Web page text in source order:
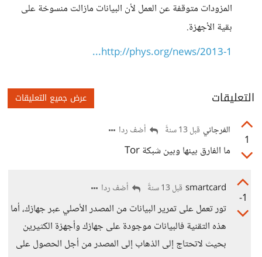
المزودات متوقفة عن العمل لأن البيانات مازالت منسوخة على
بقية الأجهزة.
http://phys.org/news/2013-1...
التعليقات عرض جميع التعليقات
1
الفرجاني قبل 13 سنةً أضف ردا
ما الفارق بينها وبين شبكة Tor
-1
smartcard قبل 13 سنةً أضف ردا
تور تعمل على تمرير البيانات من المصدر الأصلي عبر جهازك، أما
هذه التقنية فالبيانات موجودة على جهازك وأجهزة الكثيرين
بحيث لاتحتاج إلى الذهاب إلى المصدر من أجل الحصول على